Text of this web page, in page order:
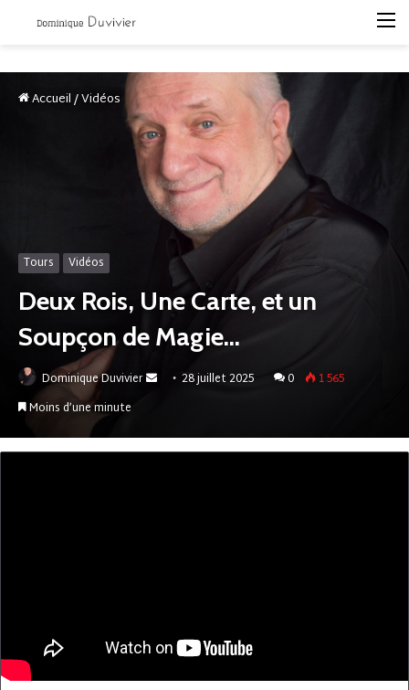
Accueil/Vidéos
Tours Vidéos
Deux Rois, Une Carte, et un
Soupçon de Magie…
Dominique Duvivier
Envoyer28 juillet 2025 0
1 565
Moins d’une minute